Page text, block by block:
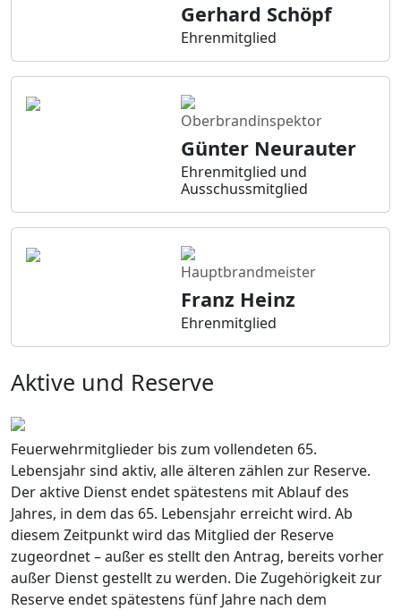
Gerhard Schöpf
Ehrenmitglied
Oberbrandinspektor
Günter Neurauter
Ehrenmitglied und
Ausschussmitglied
Hauptbrandmeister
Franz Heinz
Ehrenmitglied
Aktive und Reserve
Feuerwehrmitglieder bis zum vollendeten 65.
Lebensjahr sind aktiv, alle älteren zählen zur Reserve.
Der aktive Dienst endet spätestens mit Ablauf des
Jahres, in dem das 65. Lebensjahr erreicht wird. Ab
diesem Zeitpunkt wird das Mitglied der Reserve
zugeordnet – außer es stellt den Antrag, bereits vorher
außer Dienst gestellt zu werden. Die Zugehörigkeit zur
Reserve endet spätestens fünf Jahre nach dem